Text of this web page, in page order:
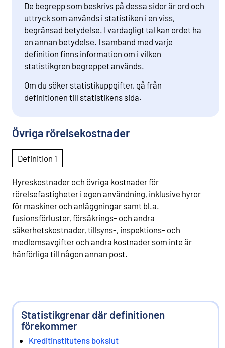
De begrepp som beskrivs på dessa sidor är ord och
uttryck som används i statistiken i en viss,
begränsad betydelse. I vardagligt tal kan ordet ha
en annan betydelse. I samband med varje
definition finns information om i vilken
statistikgren begreppet används.
Om du söker statistikuppgifter, gå från
definitionen till statistikens sida.
Övriga rörelsekostnader
Definition 1
Hyreskostnader och övriga kostnader för
rörelsefastigheter i egen användning, inklusive hyror
för maskiner och anläggningar samt bl.a.
fusionsförluster, försäkrings- och andra
säkerhetskostnader, tillsyns-, inspektions- och
medlemsavgifter och andra kostnader som inte är
hänförliga till någon annan post.
Statistikgrenar där definitionen
förekommer
Kreditinstitutens bokslut